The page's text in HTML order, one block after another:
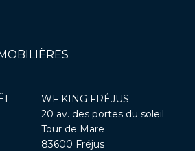
WF KING FRÉJUS
20 av. des portes du soleil
Tour de Mare
83600 Fréjus